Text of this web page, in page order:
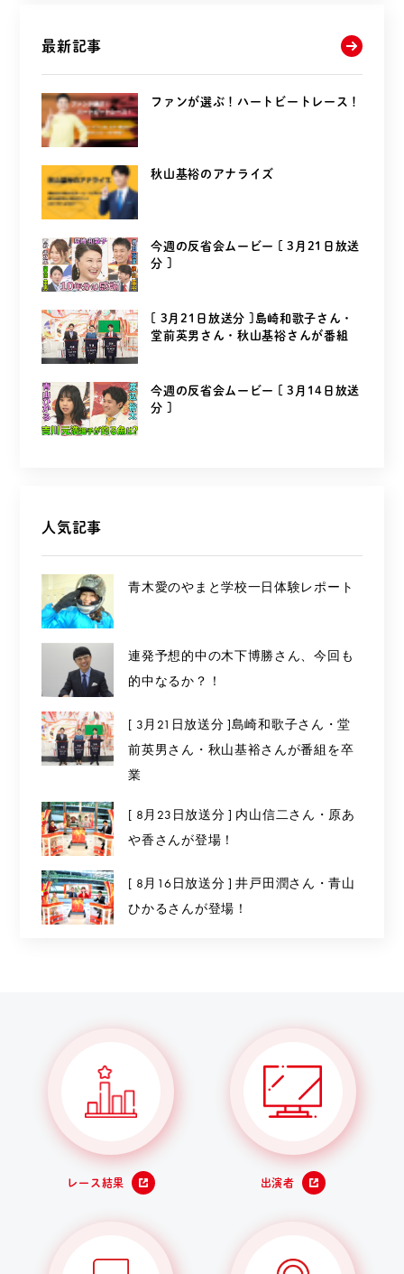
最新記事
ファンが選ぶ！ハートビートレース！
秋山基裕のアナライズ
今週の反省会ムービー [ 3月21日放送
分 ]
[ 3月21日放送分 ]島崎和歌子さん・
堂前英男さん・秋山基裕さんが番組
今週の反省会ムービー [ 3月14日放送
分 ]
人気記事
青木愛のやまと学校一日体験レポート
連発予想的中の木下博勝さん、今回も
的中なるか？！
[ 3月21日放送分 ]島崎和歌子さん・堂
前英男さん・秋山基裕さんが番組を卒
業
[ 8月23日放送分 ] 内山信二さん・原あ
や香さんが登場！
[ 8月16日放送分 ] 井戸田潤さん・青山
ひかるさんが登場！
レース結果 出演者